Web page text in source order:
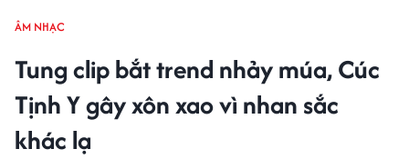
ÂM NHẠC
Tung clip bắt trend nhảy múa, Cúc
Tịnh Y gây xôn xao vì nhan sắc
khác lạ